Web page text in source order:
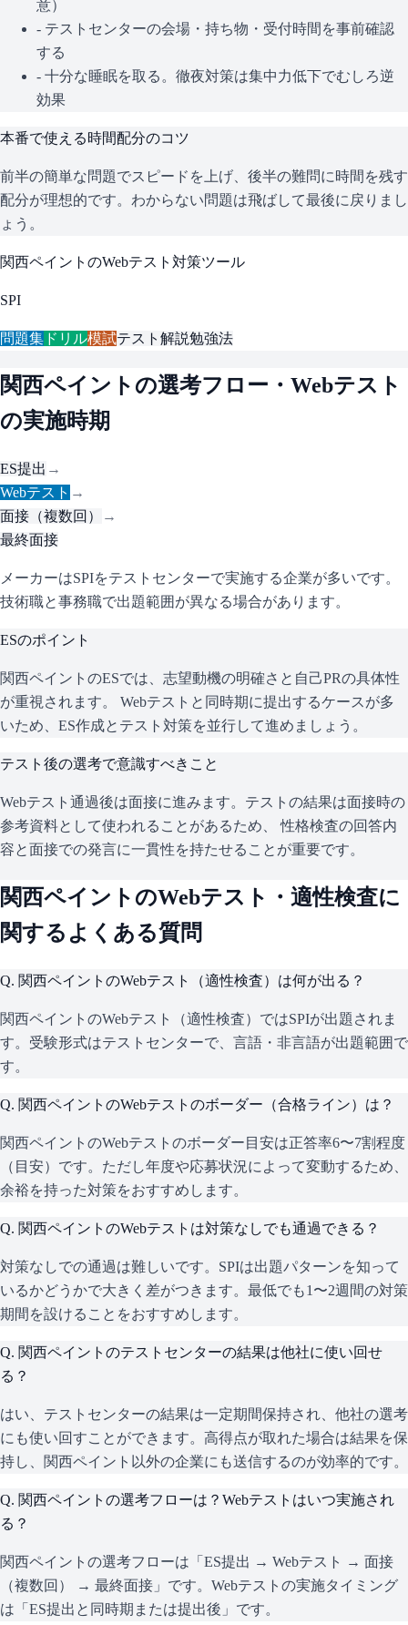
意）
- テストセンターの会場・持ち物・受付時間を事前確認
する
- 十分な睡眠を取る。徹夜対策は集中力低下でむしろ逆
効果
本番で使える時間配分のコツ
前半の簡単な問題でスピードを上げ、後半の難問に時間を残す
配分が理想的です。わからない問題は飛ばして最後に戻りまし
ょう。
関西ペイント のWebテスト対策ツール
SPI
問題集 ドリル模試テスト解説勉強法
関西ペイント の選考フロー・Webテスト
の実施時期
ES提出 →
Webテスト →
面接（複数回）
→
最終面接
メーカーはSPIをテストセンターで実施する企業が多いです。
技術職と事務職で出題範囲が異なる場合があります。
ESのポイント
関西ペイント のESでは、志望動機の明確さと自己PRの具体性
が重視されます。 Webテストと同時期に提出するケースが多
いため、ES作成とテスト対策を並行して進めましょう。
テスト後の選考で意識すべきこと
Webテスト通過後は面接に進みます。テストの結果は面接時の
参考資料として使われることがあるため、 性格検査の回答内
容と面接での発言に一貫性を持たせることが重要です。
関西ペイント のWebテスト・適性検査に
関するよくある質問
Q. 関西ペイントのWebテスト（適性検査）は何が出る？
関西ペイントのWebテスト（適性検査）ではSPIが出題されま
す。受験形式はテストセンターで、言語・非言語が出題範囲で
す。
Q. 関西ペイントのWebテストのボーダー（合格ライン）は？
関西ペイントのWebテストのボーダー目安は正答率6〜7割程度
（目安）です。ただし年度や応募状況によって変動するため、
余裕を持った対策をおすすめします。
Q. 関西ペイントのWebテストは対策なしでも通過できる？
対策なしでの通過は難しいです。SPIは出題パターンを知って
いるかどうかで大きく差がつきます。最低でも1〜2週間の対策
期間を設けることをおすすめします。
Q. 関西ペイントのテストセンターの結果は他社に使い回せ
る？
はい、テストセンターの結果は一定期間保持され、他社の選考
にも使い回すことができます。高得点が取れた場合は結果を保
持し、関西ペイント以外の企業にも送信するのが効率的です。
Q. 関西ペイントの選考フローは？Webテストはいつ実施され
る？
関西ペイントの選考フローは「ES提出 → Webテスト → 面接
（複数回） → 最終面接」です。Webテストの実施タイミング
は「ES提出と同時期または提出後」です。